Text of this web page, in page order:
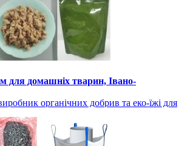
для домашніх тварин, Івано-
органічних добрив та еко-їжі для